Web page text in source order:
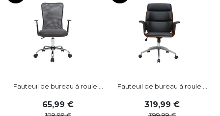
Fauteuil de bureau à roule ...
65,99
Fauteuil de bureau à roule ...
319,99